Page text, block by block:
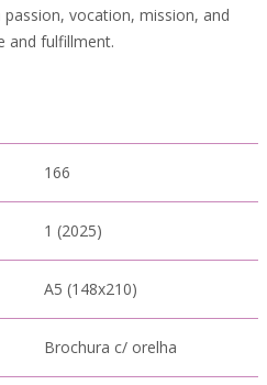
vocation, mission, and
and fulfillment.
166
1 (2025)
A5 (148x210)
Brochura c/ orelha